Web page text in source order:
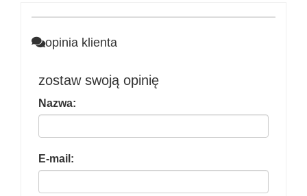
opinia klienta
zostaw swoją opinię
Nazwa:
E-mail: